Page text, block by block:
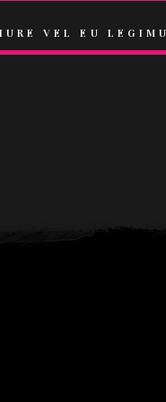
VEL EU